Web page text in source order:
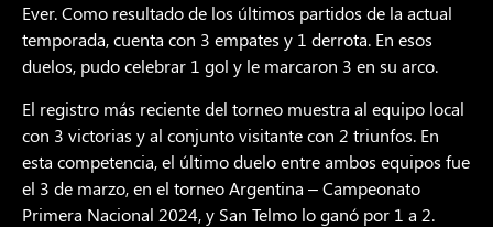
Ever. Como resultado de los últimos partidos de la actual
temporada, cuenta con 3 empates y 1 derrota. En esos
duelos, pudo celebrar 1 gol y le marcaron 3 en su arco.
El registro más reciente del torneo muestra al equipo local
con 3 victorias y al conjunto visitante con 2 triunfos. En
esta competencia, el último duelo entre ambos equipos fue
el 3 de marzo, en el torneo Argentina – Campeonato
Primera Nacional 2024, y San Telmo lo ganó por 1 a 2.